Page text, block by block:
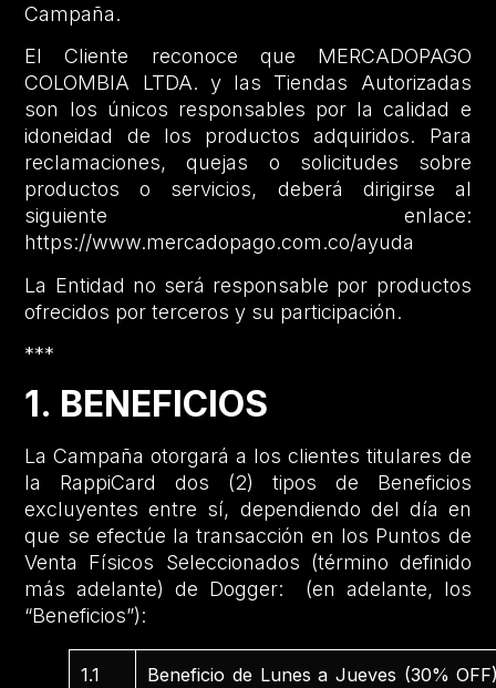
Campaña.
El Cliente reconoce que MERCADOPAGO
COLOMBIA LTDA. y las Tiendas Autorizadas
son los únicos responsables por la calidad e
idoneidad de los productos adquiridos. Para
reclamaciones, quejas o solicitudes sobre
productos o servicios, deberá dirigirse al
siguiente enlace:
https://www.mercadopago.com.co/ayuda
La Entidad no será responsable por productos
ofrecidos por terceros y su participación.
***
1. BENEFICIOS
La Campaña otorgará a los clientes titulares de
la RappiCard dos (2) tipos de Beneficios
excluyentes entre sí, dependiendo del día en
que se efectúe la transacción en los Puntos de
Venta Físicos Seleccionados (término definido
más adelante) de Dogger: (en adelante, los
“Beneficios”):
1.1
Beneficio de Lunes a Jueves (30%